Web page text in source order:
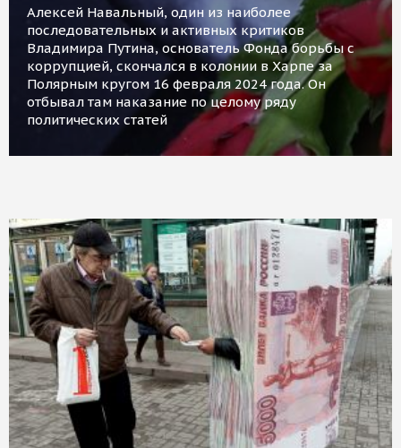
Алексей Навальный, один из наиболее
последовательных и активных критиков
Владимира Путина, основатель Фонда борьбы с
коррупцией, скончался в колонии в Харпе за
Полярным кругом 16 февраля 2024 года. Он
отбывал там наказание по целому ряду
политических статей